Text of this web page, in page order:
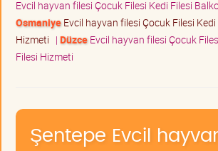
Evcil hayvan filesi Çocuk Filesi Kedi Filesi
OsmaniyeEvcil hayvan filesi Çocuk Filesi
Hizmeti | DüzceEvcil hayvan filesi Çocuk
Filesi Hizmeti
Şentepe Evcil